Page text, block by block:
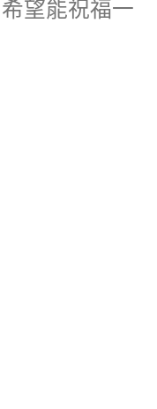
望能祝福一